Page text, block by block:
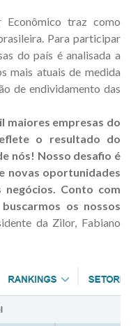
Econômico traz como
Para participar
do país é analisada a
mais atuais de medida
de endividamento das
maiores empresas do
o resultado do
nós! Nosso desafio é
novas oportunidades
Conto com
os nossos
da Zilor, Fabiano